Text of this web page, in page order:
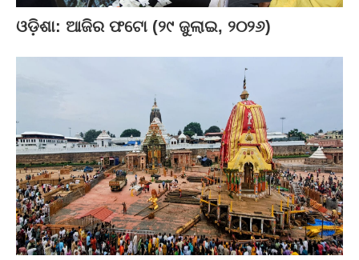
ଓଡ଼ିଶା: ଆଜିର ଫଟୋ (୨୯ ଜୁଲାଇ, ୨୦୨୬)